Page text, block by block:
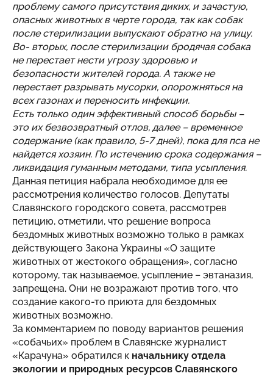
проблему самого присутствия диких, и зачастую,
опасных животных в черте города, так как собак
после стерилизации выпускают обратно на улицу.
Во- вторых, после стерилизации бродячая собака
не перестает нести угрозу здоровью и
безопасности жителей города. А также не
перестает разрывать мусорки, опорожняться на
всех газонах и переносить инфекции.
Есть только один эффективный способ борьбы –
это их безвозвратный отлов, далее – временное
содержание (как правило, 5-7 дней), пока для пса не
найдется хозяин. По истечению срока содержания –
ликвидация гуманным методами, типа усыпления.
Данная петиция набрала необходимое для ее
рассмотрения количество голосов. Депутаты
Славянского городского совета, рассмотрев
петицию, отметили, что решение вопроса
бездомных животных возможно только в рамках
действующего Закона Украины «О защите
животных от жестокого обращения», согласно
которому, так называемое, усыпление – эвтаназия,
запрещена. Они не возражают против того, что
создание какого-то приюта для бездомных
животных возможно.
За комментарием по поводу вариантов решения
«собачьих» проблем в Славянске журналист
«Карачуна» обратился к начальнику отдела
экологии и природных ресурсов Славянского